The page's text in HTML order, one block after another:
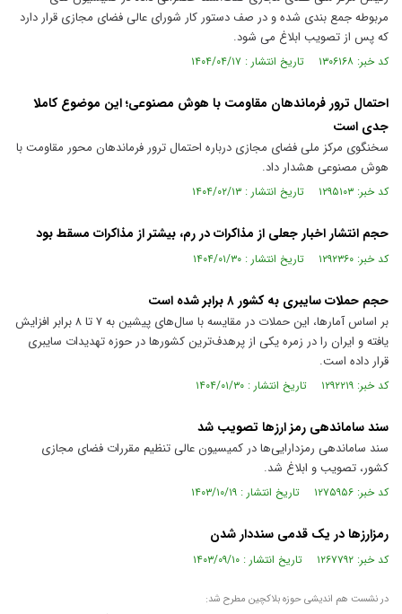
مربوطه جمع بندی شده و در صف دستور کار شورای عالی فضای مجازی قرار دارد
که پس از تصویب ابلاغ می شود.
کد خبر: ۱۳۰۶۱۶۸ تاریخ انتشار : ۱۴۰۴/۰۴/۱۷
احتمال ترور فرماندهان مقاومت با هوش مصنوعی؛ این موضوع کاملا
جدی است
سخنگوی مرکز ملی فضای مجازی درباره احتمال ترور فرماندهان محور مقاومت با
هوش مصنوعی هشدار داد.
کد خبر: ۱۲۹۵۱۰۳ تاریخ انتشار : ۱۴۰۴/۰۲/۱۳
حجم انتشار اخبار جعلی از مذاکرات در رم، بیشتر از مذاکرات مسقط بود
کد خبر: ۱۲۹۲۳۶۰ تاریخ انتشار : ۱۴۰۴/۰۱/۳۰
حجم حملات سایبری به کشور ۸ برابر شده است
بر اساس آمارها، این حملات در مقایسه با سال‌های پیشین به ۷ تا ۸ برابر افزایش
یافته و ایران را در زمره یکی از پرهدف‌ترین کشورها در حوزه تهدیدات سایبری
قرار داده است.
کد خبر: ۱۲۹۲۲۱۹ تاریخ انتشار : ۱۴۰۴/۰۱/۳۰
سند ساماندهی رمز ارز‌ها تصویب شد
سند ساماندهی رمزدارایی‌ها در کمیسیون عالی تنظیم مقررات فضای مجازی
کشور، تصویب و ابلاغ شد.
کد خبر: ۱۲۷۵۹۵۶ تاریخ انتشار : ۱۴۰۳/۱۰/۱۹
رمزارز‌ها در یک قدمی سنددار شدن
کد خبر: ۱۲۶۷۷۹۲ تاریخ انتشار : ۱۴۰۳/۰۹/۱۰
در نشست هم اندیشی حوزه بلاکچین مطرح شد: